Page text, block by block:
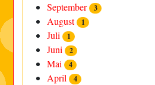
September 3
August 1
Juli 1
Juni 2
Mai 4
April 4